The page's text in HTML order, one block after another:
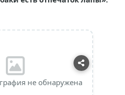
не обнаружена